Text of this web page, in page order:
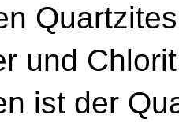
und
ist der